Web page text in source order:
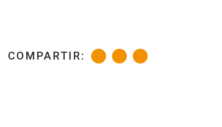
COMPARTIR: